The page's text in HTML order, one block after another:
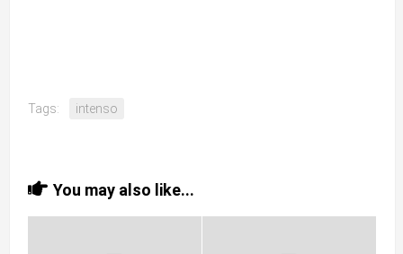
Tags: intenso
You may also like...